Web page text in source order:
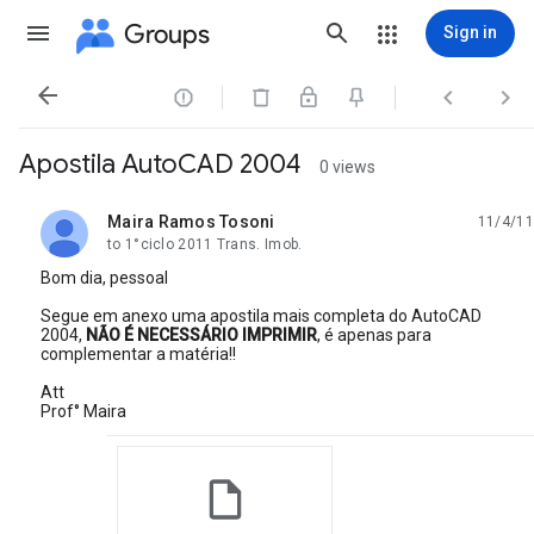
Groups Sign in
   
Apostila AutoCAD 2004 0 views
Maira Ramos Tosoni
unread,
11/4/11
to 1°ciclo 2011 Trans. Imob.
Bom dia, pessoal
Segue em anexo uma apostila mais completa do AutoCAD
2004, NÃO É NECESSÁRIO IMPRIMIR, é apenas para
complementar a matéria!!
Att
Prof° Maira